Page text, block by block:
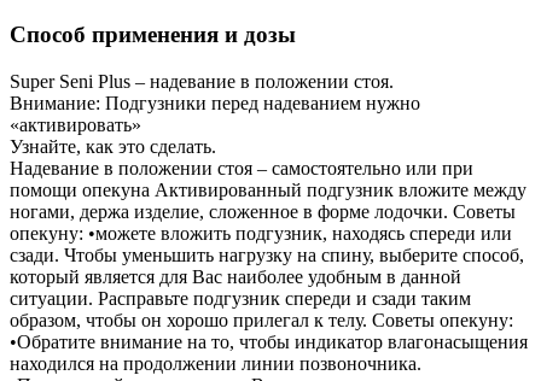
Способ применения и дозы
Super Seni Plus – надевание в положении стоя.
Внимание: Подгузники перед надеванием нужно
«активировать»
Узнайте, как это сделать.
Надевание в положении стоя – самостоятельно или при
помощи опекуна Активированный подгузник вложите между
ногами, держа изделие, сложенное в форме лодочки. Советы
опекуну: •можете вложить подгузник, находясь спереди или
сзади. Чтобы уменьшить нагрузку на спину, выберите способ,
который является для Вас наиболее удобным в данной
ситуации. Расправьте подгузник спереди и сзади таким
образом, чтобы он хорошо прилегал к телу. Советы опекуну:
•Обратите внимание на то, чтобы индикатор влагонасыщения
находился на продолжении линии позвоночника.